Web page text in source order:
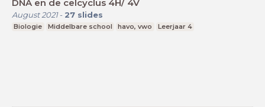
DNA en de celcyclus 4H/ 4V
August 2021- 27 slides
Biologie Middelbare school havo, vwo Leerjaar 4